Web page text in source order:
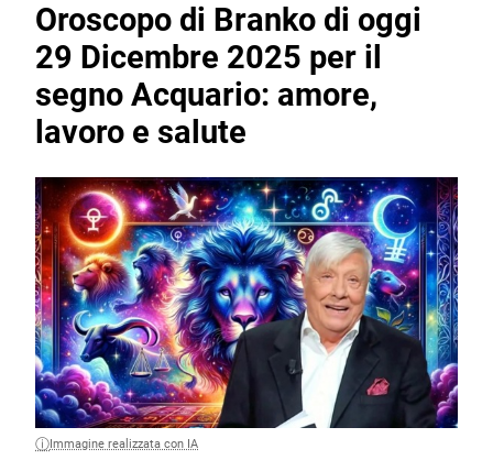
Oroscopo di Branko di oggi
29 Dicembre 2025 per il
segno Acquario: amore,
lavoro e salute
Immagine realizzata con IA